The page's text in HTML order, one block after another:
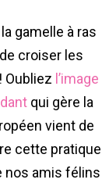
gamelle à ras
croiser les
Oubliez l’image
qui gère la
vient de
cette pratique
nos amis félins